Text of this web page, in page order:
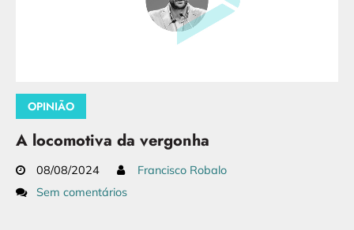
OPINIÃO
A locomotiva da vergonha
08/08/2024
Francisco Robalo
Sem comentários